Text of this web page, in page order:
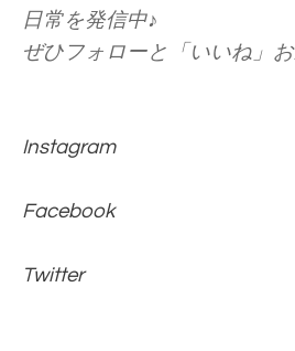
日常を発信中♪
ぜひフォローと「いいね」
Instagram
Facebook
Twitter